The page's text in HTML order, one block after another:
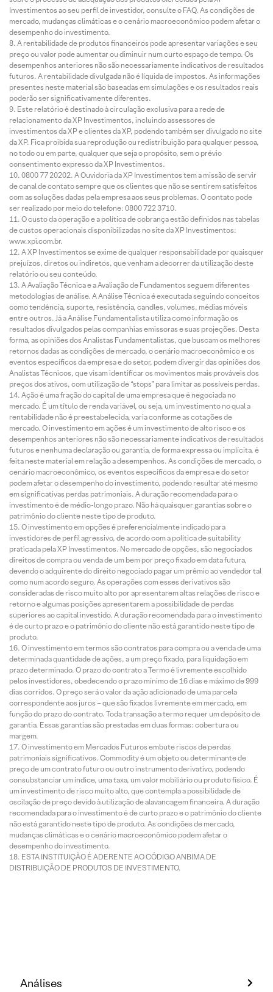
Investimentos ao seu perfil de investidor, consulte o FAQ. As condições de
mercado, mudanças climáticas e o cenário macroeconômico podem afetar o
desempenho do investimento.
A rentabilidade de produtos financeiros pode apresentar variações e seu
preço ou valor pode aumentar ou diminuir num curto espaço de tempo. Os
desempenhos anteriores não são necessariamente indicativos de resultados
futuros. A rentabilidade divulgada não é líquida de impostos. As informações
presentes neste material são baseadas em simulações e os resultados reais
poderão ser significativamente diferentes.
Este relatório é destinado à circulação exclusiva para a rede de
relacionamento da XP Investimentos, incluindo assessores de
investimentos da XP e clientes da XP, podendo também ser divulgado no site
da XP. Fica proibida sua reprodução ou redistribuição para qualquer pessoa,
no todo ou em parte, qualquer que seja o propósito, sem o prévio
consentimento expresso da XP Investimentos.
0800 77 20202. A Ouvidoria da XP Investimentos tem a missão de servir
de canal de contato sempre que os clientes que não se sentirem satisfeitos
com as soluções dadas pela empresa aos seus problemas. O contato pode
ser realizado por meio do telefone: 0800 722 3710.
O custo da operação e a política de cobrança estão definidos nas tabelas
de custos operacionais disponibilizadas no site da XP Investimentos:
www.xpi.com.br.
A XP Investimentos se exime de qualquer responsabilidade por quaisquer
prejuízos, diretos ou indiretos, que venham a decorrer da utilização deste
relatório ou seu conteúdo.
A Avaliação Técnica e a Avaliação de Fundamentos seguem diferentes
metodologias de análise. A Análise Técnica é executada seguindo conceitos
como tendência, suporte, resistência, candles, volumes, médias móveis
entre outros. Já a Análise Fundamentalista utiliza como informação os
resultados divulgados pelas companhias emissoras e suas projeções. Desta
forma, as opiniões dos Analistas Fundamentalistas, que buscam os melhores
retornos dadas as condições de mercado, o cenário macroeconômico e os
eventos específicos da empresa e do setor, podem divergir das opiniões dos
Analistas Técnicos, que visam identificar os movimentos mais prováveis dos
preços dos ativos, com utilização de “stops” para limitar as possíveis perdas.
Ação é uma fração do capital de uma empresa que é negociada no
mercado. É um título de renda variável, ou seja, um investimento no qual a
rentabilidade não é preestabelecida, varia conforme as cotações de
mercado. O investimento em ações é um investimento de alto risco e os
desempenhos anteriores não são necessariamente indicativos de resultados
futuros e nenhuma declaração ou garantia, de forma expressa ou implícita, é
feita neste material em relação a desempenhos. As condições de mercado, o
cenário macroeconômico, os eventos específicos da empresa e do setor
podem afetar o desempenho do investimento, podendo resultar até mesmo
em significativas perdas patrimoniais. A duração recomendada para o
investimento é de médio-longo prazo. Não há quaisquer garantias sobre o
patrimônio do cliente neste tipo de produto.
O investimento em opções é preferencialmente indicado para
investidores de perfil agressivo, de acordo com a política de suitability
praticada pela XP Investimentos. No mercado de opções, são negociados
direitos de compra ou venda de um bem por preço fixado em data futura,
devendo o adquirente do direito negociado pagar um prêmio ao vendedor tal
como num acordo seguro. As operações com esses derivativos são
consideradas de risco muito alto por apresentarem altas relações de risco e
retorno e algumas posições apresentarem a possibilidade de perdas
superiores ao capital investido. A duração recomendada para o investimento
é de curto prazo e o patrimônio do cliente não está garantido neste tipo de
produto.
O investimento em termos são contratos para compra ou a venda de uma
determinada quantidade de ações, a um preço fixado, para liquidação em
prazo determinado. O prazo do contrato a Termo é livremente escolhido
pelos investidores, obedecendo o prazo mínimo de 16 dias e máximo de 999
dias corridos. O preço será o valor da ação adicionado de uma parcela
correspondente aos juros – que são fixados livremente em mercado, em
função do prazo do contrato. Toda transação a termo requer um depósito de
garantia. Essas garantias são prestadas em duas formas: cobertura ou
margem.
O investimento em Mercados Futuros embute riscos de perdas
patrimoniais significativos. Commodity é um objeto ou determinante de
preço de um contrato futuro ou outro instrumento derivativo, podendo
consubstanciar um índice, uma taxa, um valor mobiliário ou produto físico. É
um investimento de risco muito alto, que contempla a possibilidade de
oscilação de preço devido à utilização de alavancagem financeira. A duração
recomendada para o investimento é de curto prazo e o patrimônio do cliente
não está garantido neste tipo de produto. As condições de mercado,
mudanças climáticas e o cenário macroeconômico podem afetar o
desempenho do investimento.
ESTA INSTITUIÇÃO É ADERENTE AO CÓDIGO ANBIMA DE
DISTRIBUIÇÃO DE PRODUTOS DE INVESTIMENTO.
Análises